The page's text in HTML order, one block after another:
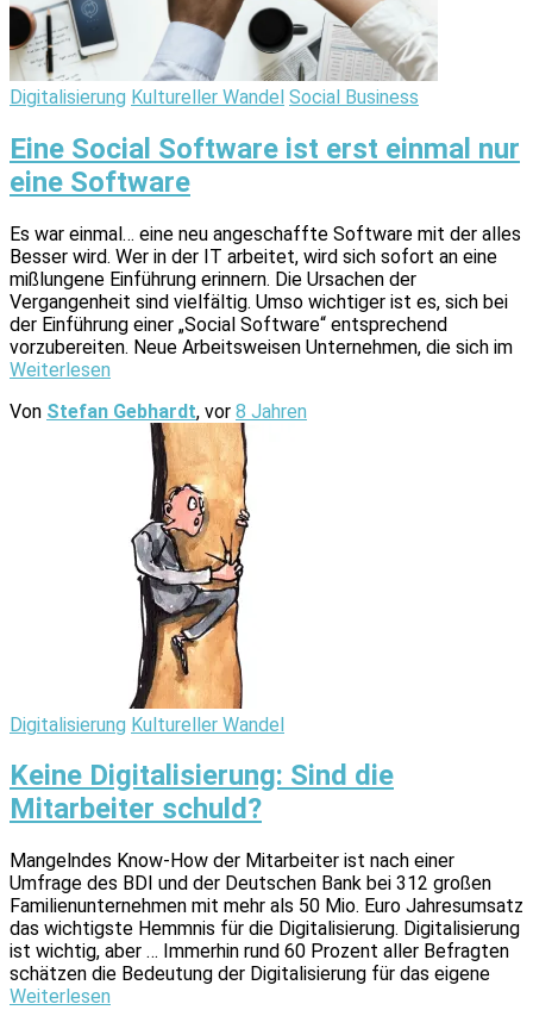
Digitalisierung Kultureller Wandel Social Business
Eine Social Software ist erst einmal nur
eine Software
Es war einmal… eine neu angeschaffte Software mit der alles
Besser wird. Wer in der IT arbeitet, wird sich sofort an eine
mißlungene Einführung erinnern. Die Ursachen der
Vergangenheit sind vielfältig. Umso wichtiger ist es, sich bei
der Einführung einer „Social Software“ entsprechend
vorzubereiten. Neue Arbeitsweisen Unternehmen, die sich im
Weiterlesen
Von Stefan Gebhardt, vor 8 Jahren
Digitalisierung Kultureller Wandel
Keine Digitalisierung: Sind die
Mitarbeiter schuld?
Mangelndes Know-How der Mitarbeiter ist nach einer
Umfrage des BDI und der Deutschen Bank bei 312 großen
Familienunternehmen mit mehr als 50 Mio. Euro Jahresumsatz
das wichtigste Hemmnis für die Digitalisierung. Digitalisierung
ist wichtig, aber … Immerhin rund 60 Prozent aller Befragten
schätzen die Bedeutung der Digitalisierung für das eigene
Weiterlesen